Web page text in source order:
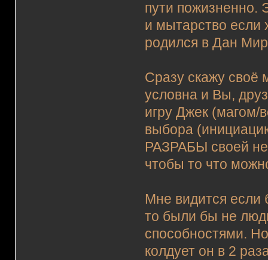
пути пожизненно.
и мытарство если
родился в Дан
Сразу скажу своё
условна и Вы,
игру Джек (магом/
выбора
РАЗРАБЫ своей
чтобы то что
Мне видится если
то были бы не
способностями.
колдует он в 2